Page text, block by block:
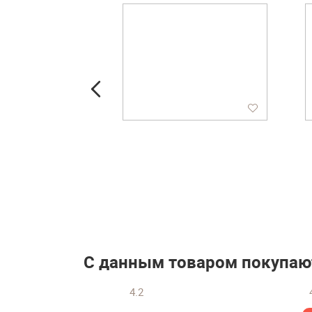
С данным товаром
4.2